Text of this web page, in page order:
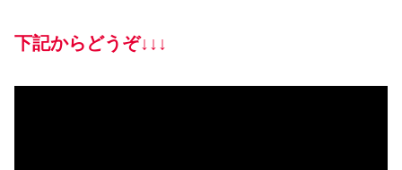
下記からどうぞ↓↓↓